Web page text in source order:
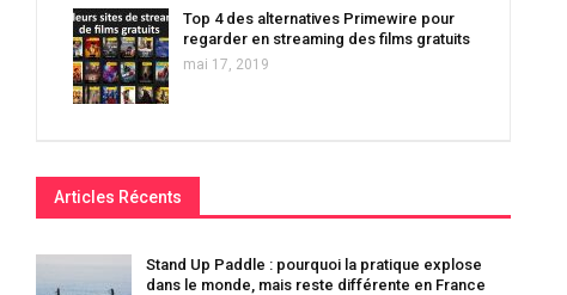
Top 4 des alternatives Primewire pour
regarder en streaming des films gratuits
mai 17, 2019
Articles Récents
Stand Up Paddle : pourquoi la pratique explose
dans le monde, mais reste différente en France